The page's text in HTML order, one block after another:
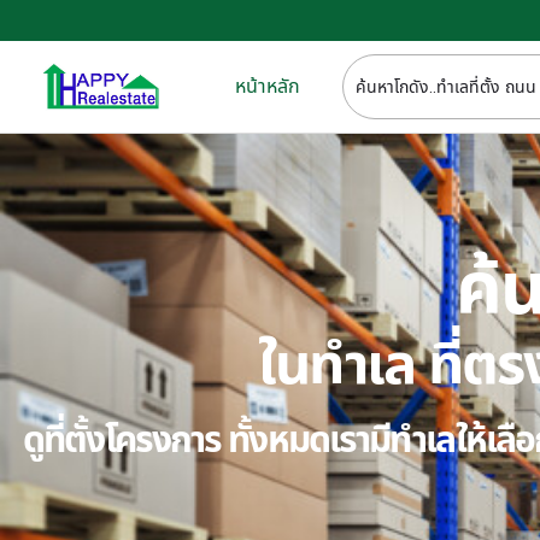
หน้าหลัก
ค้
ในทำเล ที่ต
ดูที่ตั้งโครงการ ทั้งหมดเรามีทำเลให้เ